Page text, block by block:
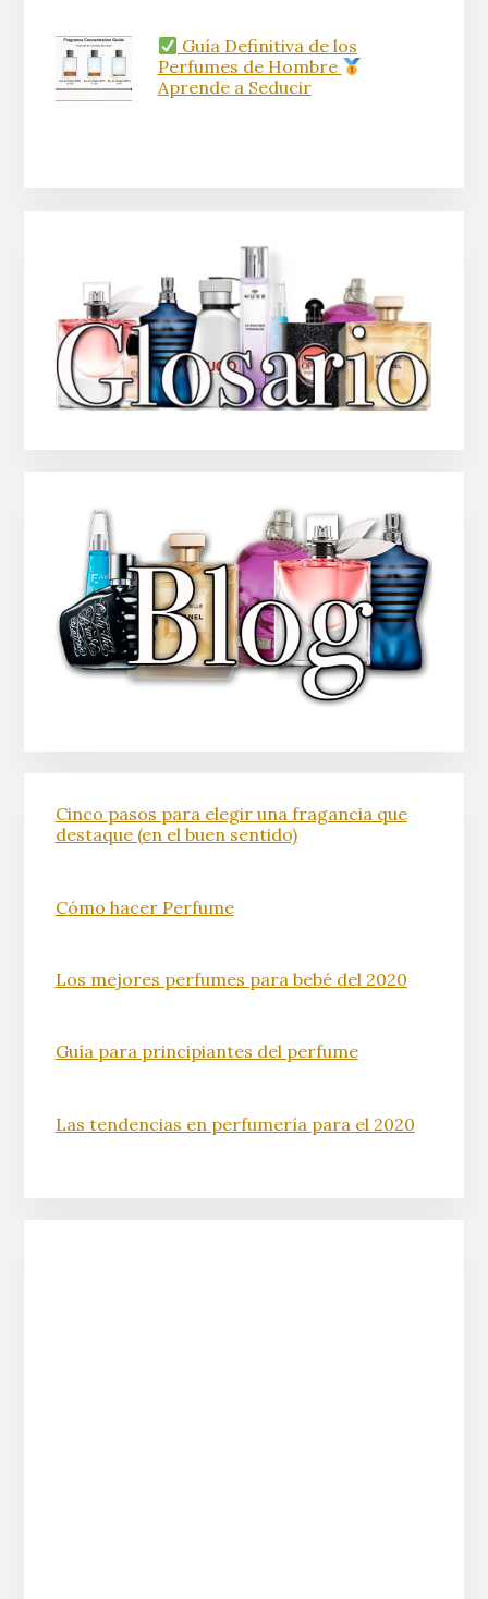
Guía Definitiva de los
Perfumes de Hombre
Aprende a Seducir
Cinco pasos para elegir una fragancia que
destaque (en el buen sentido)
Cómo hacer Perfume
Los mejores perfumes para bebé del 2020
Guía para principiantes del perfume
Las tendencias en perfumería para el 2020